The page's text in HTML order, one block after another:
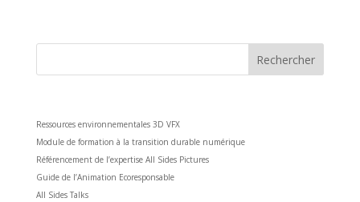
Ressources environnementales 3D VFX
Module de formation à la transition durable numérique
Référencement de l’expertise All Sides Pictures
Guide de l’Animation Ecoresponsable
All Sides Talks